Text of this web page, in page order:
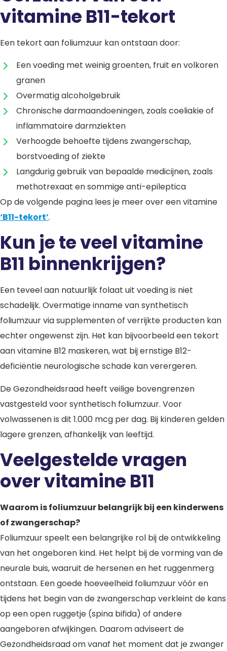
vitamine B11-tekort
Een tekort aan foliumzuur kan ontstaan door:
Een voeding met weinig groenten, fruit en volkoren
granen
Overmatig alcoholgebruik
Chronische darmaandoeningen, zoals coeliakie of
inflammatoire darmziekten
Verhoogde behoefte tijdens zwangerschap,
borstvoeding of ziekte
Langdurig gebruik van bepaalde medicijnen, zoals
methotrexaat en sommige anti-epileptica
Op de volgende pagina lees je meer over een vitamine
‘B11-tekort’.
Kun je te veel vitamine
B11 binnenkrijgen?
Een teveel aan natuurlijk folaat uit voeding is niet
schadelijk. Overmatige inname van synthetisch
foliumzuur via supplementen of verrijkte producten kan
echter ongewenst zijn. Het kan bijvoorbeeld een tekort
aan vitamine B12 maskeren, wat bij ernstige B12-
deficiëntie neurologische schade kan verergeren.
De Gezondheidsraad heeft veilige bovengrenzen
vastgesteld voor synthetisch foliumzuur. Voor
volwassenen is dit 1.000 mcg per dag. Bij kinderen gelden
lagere grenzen, afhankelijk van leeftijd.
Veelgestelde vragen
over vitamine B11
Waarom is foliumzuur belangrijk bij een kinderwens
of zwangerschap?
Foliumzuur speelt een belangrijke rol bij de ontwikkeling
van het ongeboren kind. Het helpt bij de vorming van de
neurale buis, waaruit de hersenen en het ruggenmerg
ontstaan. Een goede hoeveelheid foliumzuur vóór en
tijdens het begin van de zwangerschap verkleint de kans
op een open ruggetje (spina bifida) of andere
aangeboren afwijkingen. Daarom adviseert de
Gezondheidsraad om vanaf het moment dat je zwanger